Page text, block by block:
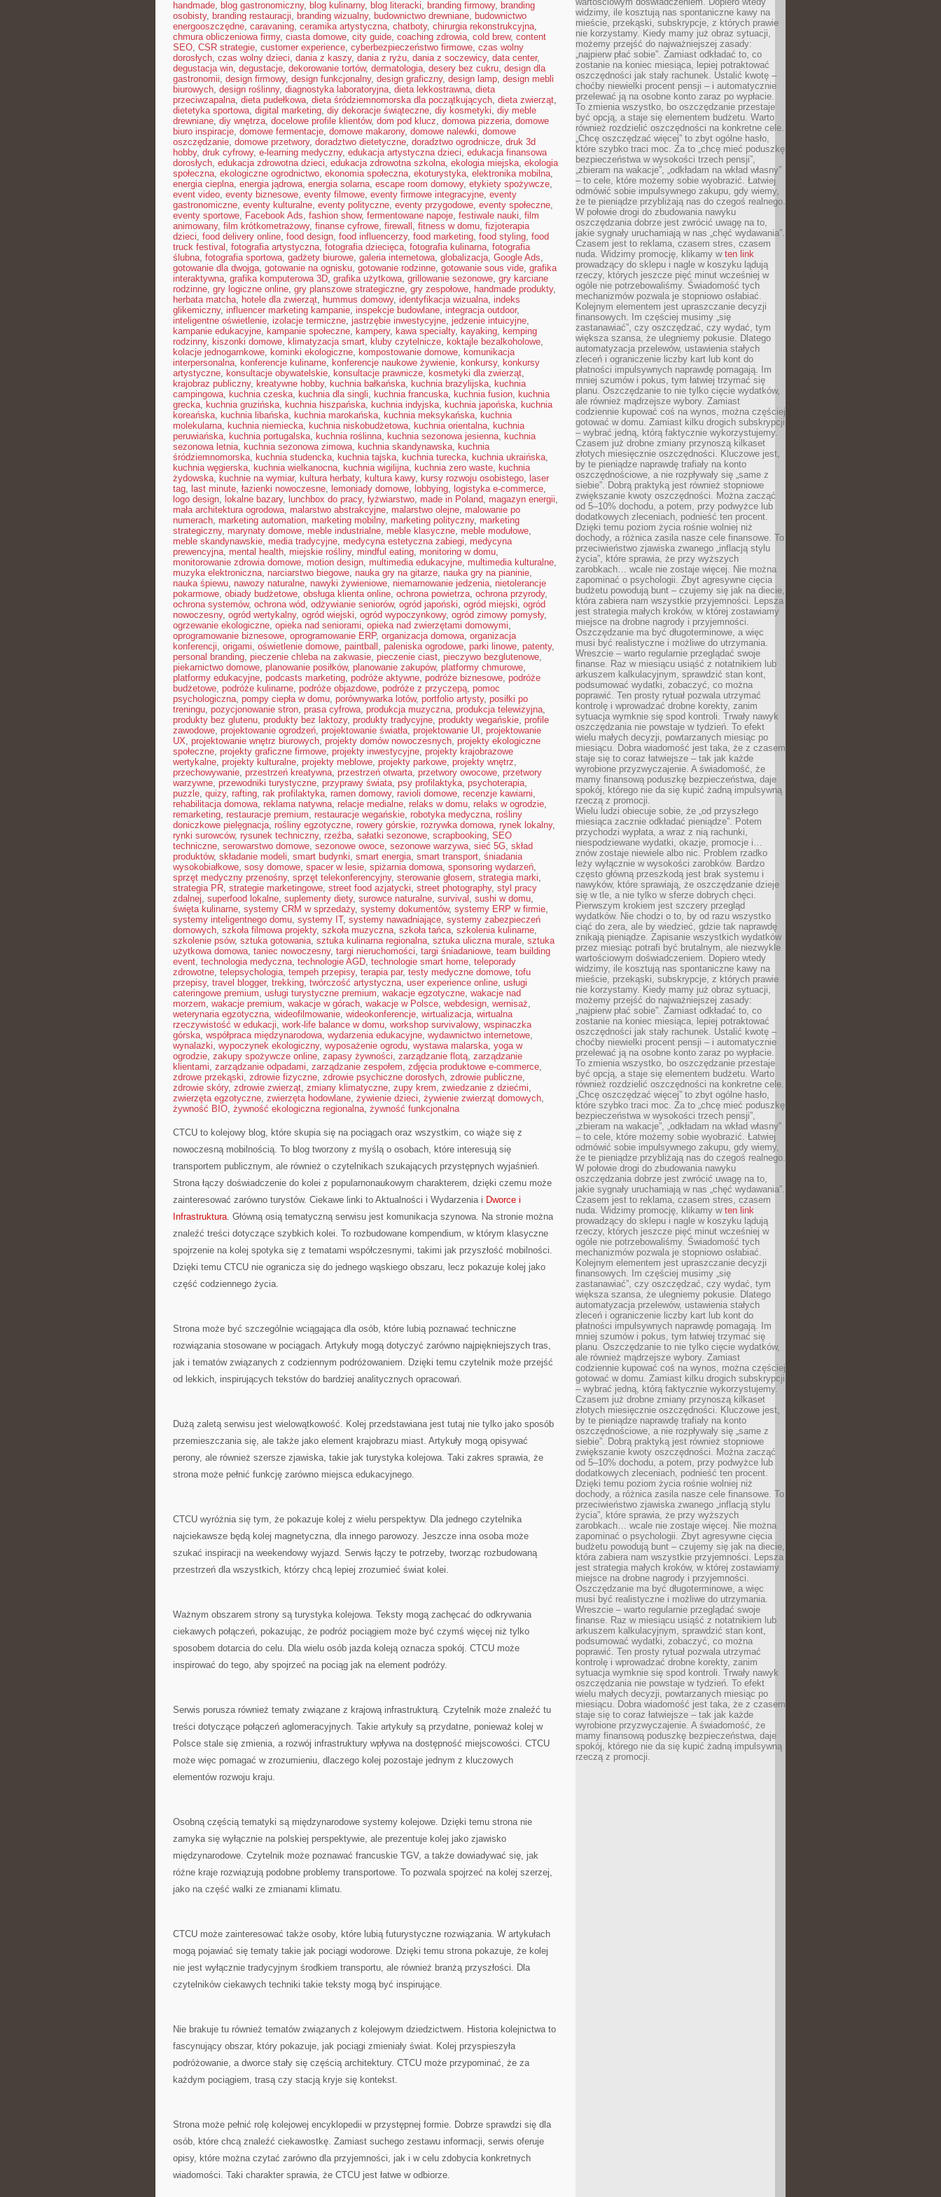
handmade, blog gastronomiczny, blog kulinarny, blog literacki, branding firmowy, branding
osobisty, branding restauracji, branding wizualny, budownictwo drewniane, budownictwo
energooszczędne, caravaning, ceramika artystyczna, chatboty, chirurgia rekonstrukcyjna,
chmura obliczeniowa firmy, ciasta domowe, city guide, coaching zdrowia, cold brew, content
SEO, CSR strategie, customer experience, cyberbezpieczeństwo firmowe, czas wolny
dorosłych, czas wolny dzieci, dania z kaszy, dania z ryżu, dania z soczewicy, data center,
degustacja win, degustacje, dekorowanie tortów, dermatologia, desery bez cukru, design dla
gastronomii, design firmowy, design funkcjonalny, design graficzny, design lamp, design mebli
biurowych, design roślinny, diagnostyka laboratoryjna, dieta lekkostrawna, dieta
przeciwzapalna, dieta pudełkowa, dieta śródziemnomorska dla początkujących, dieta zwierząt,
dietetyka sportowa, digital marketing, diy dekoracje świąteczne, diy kosmetyki, diy meble
drewniane, diy wnętrza, docelowe profile klientów, dom pod klucz, domowa pizzeria, domowe
biuro inspiracje, domowe fermentacje, domowe makarony, domowe nalewki, domowe
oszczędzanie, domowe przetwory, doradztwo dietetyczne, doradztwo ogrodnicze, druk 3d
hobby, druk cyfrowy, e-learning medyczny, edukacja artystyczna dzieci, edukacja finansowa
dorosłych, edukacja zdrowotna dzieci, edukacja zdrowotna szkolna, ekologia miejska, ekologia
społeczna, ekologiczne ogrodnictwo, ekonomia społeczna, ekoturystyka, elektronika mobilna,
energia cieplna, energia jądrowa, energia solarna, escape room domowy, etykiety spożywcze,
event video, eventy biznesowe, eventy filmowe, eventy firmowe integracyjne, eventy
gastronomiczne, eventy kulturalne, eventy polityczne, eventy przygodowe, eventy społeczne,
eventy sportowe, Facebook Ads, fashion show, fermentowane napoje, festiwale nauki, film
animowany, film krótkometrażowy, finanse cyfrowe, firewall , fitness w domu, fizjoterapia
dzieci, food delivery online, food design, food influencerzy, food marketing, food styling, food
truck festival , fotografia artystyczna, fotografia dziecięca, fotografia kulinarna, fotografia
ślubna, fotografia sportowa, gadżety biurowe, galeria internetowa, globalizacja, Google Ads,
gotowanie dla dwojga, gotowanie na ognisku, gotowanie rodzinne, gotowanie sous vide, grafika
interaktywna, grafika komputerowa 3D, grafika użytkowa, grillowanie sezonowe, gry karciane
rodzinne, gry logiczne online, gry planszowe strategiczne, gry zespołowe, handmade produkty,
herbata matcha, hotele dla zwierząt, hummus domowy, identyfikacja wizualna, indeks
glikemiczny, influencer marketing kampanie, inspekcje budowlane, integracja outdoor,
inteligentne oświetlenie, izolacje termiczne, jastrzębie inwestycyjne, jedzenie intuicyjne,
kampanie edukacyjne, kampanie społeczne, kampery, kawa specialty, kayaking, kemping
rodzinny, kiszonki domowe, klimatyzacja smart, kluby czytelnicze, koktajle bezalkoholowe,
kolacje jednogarnkowe, kominki ekologiczne, kompostowanie domowe, komunikacja
interpersonalna, konferencje kulinarne, konferencje naukowe żywienie, konkursy, konkursy
artystyczne, konsultacje obywatelskie, konsultacje prawnicze, kosmetyki dla zwierząt,
krajobraz publiczny, kreatywne hobby, kuchnia bałkańska, kuchnia brazylijska, kuchnia
campingowa, kuchnia czeska, kuchnia dla singli, kuchnia francuska, kuchnia fusion, kuchnia
grecka, kuchnia gruzińska, kuchnia hiszpańska, kuchnia indyjska, kuchnia japońska, kuchnia
koreańska, kuchnia libańska, kuchnia marokańska, kuchnia meksykańska, kuchnia
molekularna, kuchnia niemiecka, kuchnia niskobudżetowa, kuchnia orientalna, kuchnia
peruwiańska, kuchnia portugalska, kuchnia roślinna, kuchnia sezonowa jesienna, kuchnia
sezonowa letnia, kuchnia sezonowa zimowa, kuchnia skandynawska, kuchnia
śródziemnomorska, kuchnia studencka, kuchnia tajska, kuchnia turecka, kuchnia ukraińska,
kuchnia węgierska, kuchnia wielkanocna, kuchnia wigilijna, kuchnia zero waste, kuchnia
żydowska, kuchnie na wymiar, kultura herbaty, kultura kawy, kursy rozwoju osobistego, laser
tag, last minute, łazienki nowoczesne, lemoniady domowe, lobbying, logistyka e-commerce,
logo design, lokalne bazary, lunchbox do pracy, łyżwiarstwo, made in Poland, magazyn energii,
mała architektura ogrodowa, malarstwo abstrakcyjne, malarstwo olejne, malowanie po
numerach, marketing automation, marketing mobilny, marketing polityczny, marketing
strategiczny, marynaty domowe, meble industrialne, meble klasyczne, meble modułowe,
meble skandynawskie, media tradycyjne, medycyna estetyczna zabiegi, medycyna
prewencyjna, mental health, miejskie rośliny, mindful eating, monitoring w domu,
monitorowanie zdrowia domowe, motion design, multimedia edukacyjne, multimedia kulturalne,
muzyka elektroniczna, narciarstwo biegowe, nauka gry na gitarze, nauka gry na pianinie,
nauka śpiewu, nawozy naturalne, nawyki żywieniowe, niemarnowanie jedzenia, nietolerancje
pokarmowe, obiady budżetowe, obsługa klienta online, ochrona powietrza, ochrona przyrody,
ochrona systemów, ochrona wód, odżywianie seniorów, ogród japoński, ogród miejski, ogród
nowoczesny, ogród wertykalny, ogród wiejski, ogród wypoczynkowy, ogród zimowy pomysły,
ogrzewanie ekologiczne, opieka nad seniorami, opieka nad zwierzętami domowymi,
oprogramowanie biznesowe, oprogramowanie ERP, organizacja domowa, organizacja
konferencji, origami, oświetlenie domowe, paintball , paleniska ogrodowe, parki linowe, patenty,
personal branding, pieczenie chleba na zakwasie, pieczenie ciast, pieczywo bezglutenowe,
piekarnictwo domowe, planowanie posiłków, planowanie zakupów, platformy chmurowe,
platformy edukacyjne, podcasts marketing, podróże aktywne, podróże biznesowe, podróże
budżetowe, podróże kulinarne, podróże objazdowe, podróże z przyczepą, pomoc
psychologiczna, pompy ciepła w domu, porównywarka lotów, portfolio artysty, posiłki po
treningu, pozycjonowanie stron, prasa cyfrowa, produkcja muzyczna, produkcja telewizyjna,
produkty bez glutenu, produkty bez laktozy, produkty tradycyjne, produkty wegańskie, profile
zawodowe, projektowanie ogrodzeń, projektowanie światła, projektowanie UI , projektowanie
UX, projektowanie wnętrz biurowych, projekty domów nowoczesnych, projekty ekologiczne
społeczne, projekty graficzne firmowe, projekty inwestycyjne, projekty krajobrazowe
wertykalne, projekty kulturalne, projekty meblowe, projekty parkowe, projekty wnętrz,
przechowywanie, przestrzeń kreatywna, przestrzeń otwarta, przetwory owocowe, przetwory
warzywne, przewodniki turystyczne, przyprawy świata, psy profilaktyka, psychoterapia,
puzzle, quizy, rafting, rak profilaktyka, ramen domowy, ravioli domowe, recenzje kawiarni,
rehabilitacja domowa, reklama natywna, relacje medialne, relaks w domu, relaks w ogrodzie,
remarketing, restauracje premium, restauracje wegańskie, robotyka medyczna, rośliny
doniczkowe pielęgnacja, rośliny egzotyczne, rowery górskie, rozrywka domowa, rynek lokalny,
rynki surowców, rysunek techniczny, rzeźba, sałatki sezonowe, scrapbooking, SEO
techniczne, serowarstwo domowe, sezonowe owoce, sezonowe warzywa, sieć 5G, skład
produktów, składanie modeli, smart budynki, smart energia, smart transport, śniadania
wysokobiałkowe, sosy domowe, spacer w lesie, spiżarnia domowa, sponsoring wydarzeń,
sprzęt medyczny przenośny, sprzęt telekonferencyjny, sterowanie głosem, strategia marki,
strategia PR, strategie marketingowe, street food azjatycki, street photography, styl pracy
zdalnej, superfood lokalne, suplementy diety, surowce naturalne, survival , sushi w domu,
święta kulinarne, systemy CRM w sprzedaży, systemy dokumentów, systemy ERP w firmie,
systemy inteligentnego domu, systemy IT, systemy nawadniające, systemy zabezpieczeń
domowych, szkoła filmowa projekty, szkoła muzyczna, szkoła tańca, szkolenia kulinarne,
szkolenie psów, sztuka gotowania, sztuka kulinarna regionalna, sztuka uliczna murale, sztuka
użytkowa domowa, taniec nowoczesny, targi nieruchomości, targi śniadaniowe, team building
event, technologia medyczna, technologie AGD, technologie smart home, teleporady
zdrowotne, telepsychologia, tempeh przepisy, terapia par, testy medyczne domowe, tofu
przepisy, travel blogger, trekking, twórczość artystyczna, user experience online, usługi
cateringowe premium, usługi turystyczne premium, wakacje egzotyczne, wakacje nad
morzem, wakacje premium, wakacje w górach, wakacje w Polsce, webdesign, wernisaż,
weterynaria egzotyczna, wideofilmowanie, wideokonferencje, wirtualizacja, wirtualna
rzeczywistość w edukacji, work-life balance w domu, workshop survivalowy, wspinaczka
górska, współpraca międzynarodowa, wydarzenia edukacyjne, wydawnictwo internetowe,
wynalazki, wypoczynek ekologiczny, wyposażenie ogrodu, wystawa malarska, yoga w
ogrodzie, zakupy spożywcze online, zapasy żywności, zarządzanie flotą, zarządzanie
klientami, zarządzanie odpadami, zarządzanie zespołem, zdjęcia produktowe e-commerce,
zdrowe przekąski, zdrowie fizyczne, zdrowie psychiczne dorosłych, zdrowie publiczne,
zdrowie skóry, zdrowie zwierząt, zmiany klimatyczne, zupy krem, zwiedzanie z dziećmi,
zwierzęta egzotyczne, zwierzęta hodowlane, żywienie dzieci, żywienie zwierząt domowych,
żywność BIO, żywność ekologiczna regionalna, żywność funkcjonalna
CTCU to kolejowy blog, które skupia się na pociągach oraz wszystkim, co wiąże się z
nowoczesną mobilnością. To blog tworzony z myślą o osobach, które interesują się
transportem publicznym, ale również o czytelnikach szukających przystępnych wyjaśnień.
Strona łączy doświadczenie do kolei z popularnonaukowym charakterem, dzięki czemu może
zainteresować zarówno turystów. Ciekawe linki to Aktualności i Wydarzenia i Dworce i
Infrastruktura. Główną osią tematyczną serwisu jest komunikacja szynowa. Na stronie można
znaleźć treści dotyczące szybkich kolei. To rozbudowane kompendium, w którym klasyczne
spojrzenie na kolej spotyka się z tematami współczesnymi, takimi jak przyszłość mobilności.
Dzięki temu CTCU nie ogranicza się do jednego wąskiego obszaru, lecz pokazuje kolej jako
część codziennego życia.
Strona może być szczególnie wciągająca dla osób, które lubią poznawać techniczne
rozwiązania stosowane w pociągach. Artykuły mogą dotyczyć zarówno najpiękniejszych tras,
jak i tematów związanych z codziennym podróżowaniem. Dzięki temu czytelnik może przejść
od lekkich, inspirujących tekstów do bardziej analitycznych opracowań.
Dużą zaletą serwisu jest wielowątkowość. Kolej przedstawiana jest tutaj nie tylko jako sposób
przemieszczania się, ale także jako element krajobrazu miast. Artykuły mogą opisywać
perony, ale również szersze zjawiska, takie jak turystyka kolejowa. Taki zakres sprawia, że
strona może pełnić funkcję zarówno miejsca edukacyjnego.
CTCU wyróżnia się tym, że pokazuje kolej z wielu perspektyw. Dla jednego czytelnika
najciekawsze będą kolej magnetyczna, dla innego parowozy. Jeszcze inna osoba może
szukać inspiracji na weekendowy wyjazd. Serwis łączy te potrzeby, tworząc rozbudowaną
przestrzeń dla wszystkich, którzy chcą lepiej zrozumieć świat kolei.
Ważnym obszarem strony są turystyka kolejowa. Teksty mogą zachęcać do odkrywania
ciekawych połączeń, pokazując, że podróż pociągiem może być czymś więcej niż tylko
sposobem dotarcia do celu. Dla wielu osób jazda koleją oznacza spokój. CTCU może
inspirować do tego, aby spojrzeć na pociąg jak na element podróży.
Serwis porusza również tematy związane z krajową infrastrukturą. Czytelnik może znaleźć tu
treści dotyczące połączeń aglomeracyjnych. Takie artykuły są przydatne, ponieważ kolej w
Polsce stale się zmienia, a rozwój infrastruktury wpływa na dostępność miejscowości. CTCU
może więc pomagać w zrozumieniu, dlaczego kolej pozostaje jednym z kluczowych
elementów rozwoju kraju.
Osobną częścią tematyki są międzynarodowe systemy kolejowe. Dzięki temu strona nie
zamyka się wyłącznie na polskiej perspektywie, ale prezentuje kolej jako zjawisko
międzynarodowe. Czytelnik może poznawać francuskie TGV, a także dowiadywać się, jak
różne kraje rozwiązują podobne problemy transportowe. To pozwala spojrzeć na kolej szerzej,
jako na część walki ze zmianami klimatu.
CTCU może zainteresować także osoby, które lubią futurystyczne rozwiązania. W artykułach
mogą pojawiać się tematy takie jak pociągi wodorowe. Dzięki temu strona pokazuje, że kolej
nie jest wyłącznie tradycyjnym środkiem transportu, ale również branżą przyszłości. Dla
czytelników ciekawych techniki takie teksty mogą być inspirujące.
Nie brakuje tu również tematów związanych z kolejowym dziedzictwem. Historia kolejnictwa to
fascynujący obszar, który pokazuje, jak pociągi zmieniały świat. Kolej przyspieszyła
podróżowanie, a dworce stały się częścią architektury. CTCU może przypominać, że za
każdym pociągiem, trasą czy stacją kryje się kontekst.
Strona może pełnić rolę kolejowej encyklopedii w przystępnej formie. Dobrze sprawdzi się dla
osób, które chcą znaleźć ciekawostkę. Zamiast suchego zestawu informacji, serwis oferuje
opisy, które można czytać zarówno dla przyjemności, jak i w celu zdobycia konkretnych
wiadomości. Taki charakter sprawia, że CTCU jest łatwe w odbiorze.
widzimy, ile kosztują nas spontaniczne kawy na
mieście, przekąski, subskrypcje, z których prawie
nie korzystamy. Kiedy mamy już obraz sytuacji,
możemy przejść do najważniejszej zasady:
„najpierw płać sobie”. Zamiast odkładać to, co
zostanie na koniec miesiąca, lepiej potraktować
oszczędności jak stały rachunek. Ustalić kwotę –
choćby niewielki procent pensji – i automatycznie
przelewać ją na osobne konto zaraz po wypłacie.
To zmienia wszystko, bo oszczędzanie przestaje
być opcją, a staje się elementem budżetu. Warto
również rozdzielić oszczędności na konkretne cele.
„Chcę oszczędzać więcej” to zbyt ogólne hasło,
które szybko traci moc. Za to „chcę mieć poduszkę
bezpieczeństwa w wysokości trzech pensji”,
„zbieram na wakacje”, „odkładam na wkład własny”
– to cele, które możemy sobie wyobrazić. Łatwiej
odmówić sobie impulsywnego zakupu, gdy wiemy,
że te pieniądze przybliżają nas do czegoś realnego.
W połowie drogi do zbudowania nawyku
oszczędzania dobrze jest zwrócić uwagę na to,
jakie sygnały uruchamiają w nas „chęć wydawania”.
Czasem jest to reklama, czasem stres, czasem
nuda. Widzimy promocję, klikamy w ten link
prowadzący do sklepu i nagle w koszyku lądują
rzeczy, których jeszcze pięć minut wcześniej w
ogóle nie potrzebowaliśmy. Świadomość tych
mechanizmów pozwala je stopniowo osłabiać.
Kolejnym elementem jest upraszczanie decyzji
finansowych. Im częściej musimy „się
zastanawiać”, czy oszczędzać, czy wydać, tym
większa szansa, że ulegniemy pokusie. Dlatego
automatyzacja przelewów, ustawienia stałych
zleceń i ograniczenie liczby kart lub kont do
płatności impulsywnych naprawdę pomagają. Im
mniej szumów i pokus, tym łatwiej trzymać się
planu. Oszczędzanie to nie tylko cięcie wydatków,
ale również mądrzejsze wybory. Zamiast
codziennie kupować coś na wynos, można częściej
gotować w domu. Zamiast kilku drogich subskrypcji
– wybrać jedną, którą faktycznie wykorzystujemy.
Czasem już drobne zmiany przynoszą kilkaset
złotych miesięcznie oszczędności. Kluczowe jest,
by te pieniądze naprawdę trafiały na konto
oszczędnościowe, a nie rozpływały się „same z
siebie”. Dobrą praktyką jest również stopniowe
zwiększanie kwoty oszczędności. Można zacząć
od 5–10% dochodu, a potem, przy podwyżce lub
dodatkowych zleceniach, podnieść ten procent.
Dzięki temu poziom życia rośnie wolniej niż
dochody, a różnica zasila nasze cele finansowe. To
przeciwieństwo zjawiska zwanego „inflacją stylu
życia”, które sprawia, że przy wyższych
zarobkach… wcale nie zostaje więcej. Nie można
zapominać o psychologii. Zbyt agresywne cięcia
budżetu powodują bunt – czujemy się jak na diecie,
która zabiera nam wszystkie przyjemności. Lepsza
jest strategia małych kroków, w której zostawiamy
miejsce na drobne nagrody i przyjemności.
Oszczędzanie ma być długoterminowe, a więc
musi być realistyczne i możliwe do utrzymania.
Wreszcie – warto regularnie przeglądać swoje
finanse. Raz w miesiącu usiąść z notatnikiem lub
arkuszem kalkulacyjnym, sprawdzić stan kont,
podsumować wydatki, zobaczyć, co można
poprawić. Ten prosty rytuał pozwala utrzymać
kontrolę i wprowadzać drobne korekty, zanim
sytuacja wymknie się spod kontroli. Trwały nawyk
oszczędzania nie powstaje w tydzień. To efekt
wielu małych decyzji, powtarzanych miesiąc po
miesiącu. Dobra wiadomość jest taka, że z czasem
staje się to coraz łatwiejsze – tak jak każde
wyrobione przyzwyczajenie. A świadomość, że
mamy finansową poduszkę bezpieczeństwa, daje
spokój, którego nie da się kupić żadną impulsywną
rzeczą z promocji.
Wielu ludzi obiecuje sobie, że „od przyszłego
miesiąca zacznie odkładać pieniądze”. Potem
przychodzi wypłata, a wraz z nią rachunki,
niespodziewane wydatki, okazje, promocje i…
znów zostaje niewiele albo nic. Problem rzadko
leży wyłącznie w wysokości zarobków. Bardzo
często główną przeszkodą jest brak systemu i
nawyków, które sprawiają, że oszczędzanie dzieje
się w tle, a nie tylko w sferze dobrych chęci.
Pierwszym krokiem jest szczery przegląd
wydatków. Nie chodzi o to, by od razu wszystko
ciąć do zera, ale by wiedzieć, gdzie tak naprawdę
znikają pieniądze. Zapisanie wszystkich wydatków
przez miesiąc potrafi być brutalnym, ale niezwykle
wartościowym doświadczeniem. Dopiero wtedy
widzimy, ile kosztują nas spontaniczne kawy na
mieście, przekąski, subskrypcje, z których prawie
nie korzystamy. Kiedy mamy już obraz sytuacji,
możemy przejść do najważniejszej zasady:
„najpierw płać sobie”. Zamiast odkładać to, co
zostanie na koniec miesiąca, lepiej potraktować
oszczędności jak stały rachunek. Ustalić kwotę –
choćby niewielki procent pensji – i automatycznie
przelewać ją na osobne konto zaraz po wypłacie.
To zmienia wszystko, bo oszczędzanie przestaje
być opcją, a staje się elementem budżetu. Warto
również rozdzielić oszczędności na konkretne cele.
„Chcę oszczędzać więcej” to zbyt ogólne hasło,
które szybko traci moc. Za to „chcę mieć poduszkę
bezpieczeństwa w wysokości trzech pensji”,
„zbieram na wakacje”, „odkładam na wkład własny”
– to cele, które możemy sobie wyobrazić. Łatwiej
odmówić sobie impulsywnego zakupu, gdy wiemy,
że te pieniądze przybliżają nas do czegoś realnego.
W połowie drogi do zbudowania nawyku
oszczędzania dobrze jest zwrócić uwagę na to,
jakie sygnały uruchamiają w nas „chęć wydawania”.
Czasem jest to reklama, czasem stres, czasem
nuda. Widzimy promocję, klikamy w ten link
prowadzący do sklepu i nagle w koszyku lądują
rzeczy, których jeszcze pięć minut wcześniej w
ogóle nie potrzebowaliśmy. Świadomość tych
mechanizmów pozwala je stopniowo osłabiać.
Kolejnym elementem jest upraszczanie decyzji
finansowych. Im częściej musimy „się
zastanawiać”, czy oszczędzać, czy wydać, tym
większa szansa, że ulegniemy pokusie. Dlatego
automatyzacja przelewów, ustawienia stałych
zleceń i ograniczenie liczby kart lub kont do
płatności impulsywnych naprawdę pomagają. Im
mniej szumów i pokus, tym łatwiej trzymać się
planu. Oszczędzanie to nie tylko cięcie wydatków,
ale również mądrzejsze wybory. Zamiast
codziennie kupować coś na wynos, można częściej
gotować w domu. Zamiast kilku drogich subskrypcji
– wybrać jedną, którą faktycznie wykorzystujemy.
Czasem już drobne zmiany przynoszą kilkaset
złotych miesięcznie oszczędności. Kluczowe jest,
by te pieniądze naprawdę trafiały na konto
oszczędnościowe, a nie rozpływały się „same z
siebie”. Dobrą praktyką jest również stopniowe
zwiększanie kwoty oszczędności. Można zacząć
od 5–10% dochodu, a potem, przy podwyżce lub
dodatkowych zleceniach, podnieść ten procent.
Dzięki temu poziom życia rośnie wolniej niż
dochody, a różnica zasila nasze cele finansowe. To
przeciwieństwo zjawiska zwanego „inflacją stylu
życia”, które sprawia, że przy wyższych
zarobkach… wcale nie zostaje więcej. Nie można
zapominać o psychologii. Zbyt agresywne cięcia
budżetu powodują bunt – czujemy się jak na diecie,
która zabiera nam wszystkie przyjemności. Lepsza
jest strategia małych kroków, w której zostawiamy
miejsce na drobne nagrody i przyjemności.
Oszczędzanie ma być długoterminowe, a więc
musi być realistyczne i możliwe do utrzymania.
Wreszcie – warto regularnie przeglądać swoje
finanse. Raz w miesiącu usiąść z notatnikiem lub
arkuszem kalkulacyjnym, sprawdzić stan kont,
podsumować wydatki, zobaczyć, co można
poprawić. Ten prosty rytuał pozwala utrzymać
kontrolę i wprowadzać drobne korekty, zanim
sytuacja wymknie się spod kontroli. Trwały nawyk
oszczędzania nie powstaje w tydzień. To efekt
wielu małych decyzji, powtarzanych miesiąc po
miesiącu. Dobra wiadomość jest taka, że z czasem
staje się to coraz łatwiejsze – tak jak każde
wyrobione przyzwyczajenie. A świadomość, że
mamy finansową poduszkę bezpieczeństwa, daje
spokój, którego nie da się kupić żadną impulsywną
rzeczą z promocji.